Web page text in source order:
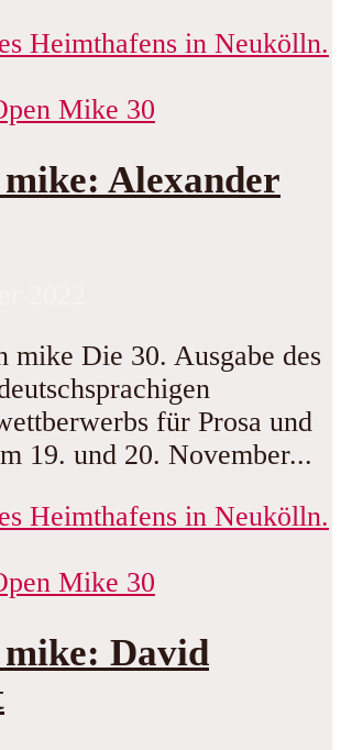
Mike 30
mike: Alexander
mike Die 30. Ausgabe des
für Prosa und
19. und 20. November...
Mike 30
mike: David